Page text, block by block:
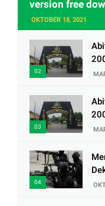
version free
OKTOBER 18, 2021